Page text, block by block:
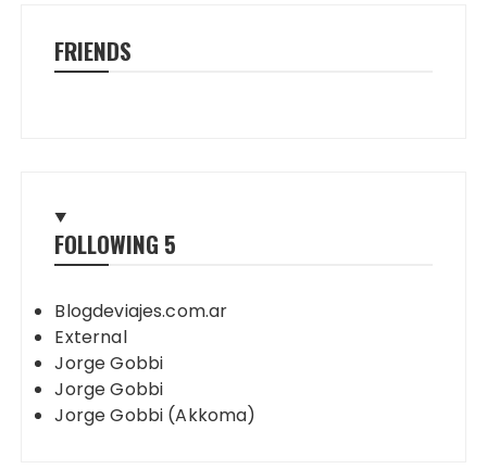
FRIENDS
FOLLOWING 5
Blogdeviajes.com.ar
External
Jorge Gobbi
Jorge Gobbi
Jorge Gobbi (Akkoma)